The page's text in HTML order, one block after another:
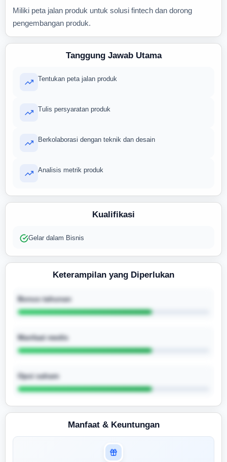
Miliki peta jalan produk untuk solusi fintech dan dorong
pengembangan produk.
Tanggung Jawab Utama
Tentukan peta jalan produk
Tulis persyaratan produk
Berkolaborasi dengan teknik dan desain
Analisis metrik produk
Kualifikasi
Gelar dalam Bisnis
Keterampilan yang Diperlukan
Bonus tahunan
Manfaat medis
Opsi saham
Masuk untuk melihat skor
Manfaat & Keuntungan